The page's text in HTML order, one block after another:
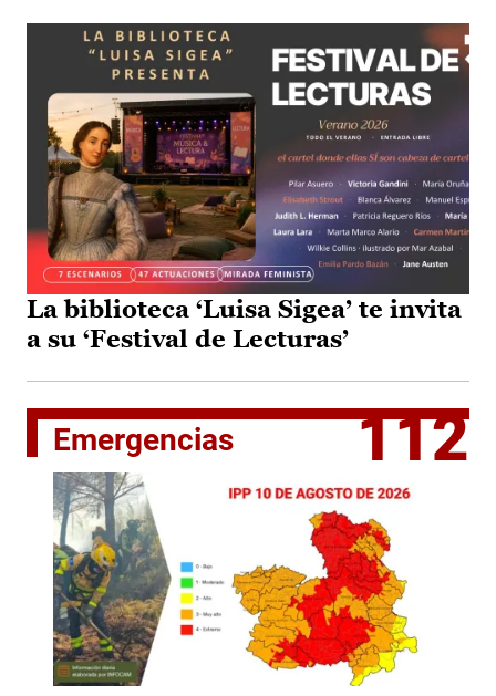
La biblioteca ‘Luisa Sigea’ te invita
a su ‘Festival de Lecturas’
Emergencias 112